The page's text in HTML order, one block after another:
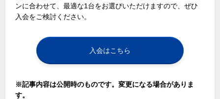
ンに合わせて、最適な1台をお選びいただけますので、ぜひ
入会をご検討ください。
入会はこちら
※記事内容は公開時のものです。変更になる場合がありま
す。